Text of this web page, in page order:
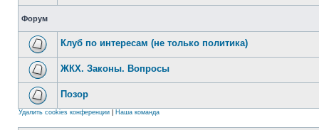
Форум
Клуб по интересам (не только политика)
ЖКХ. Законы. Вопросы
Позор
Удалить cookies конференции Наша команда